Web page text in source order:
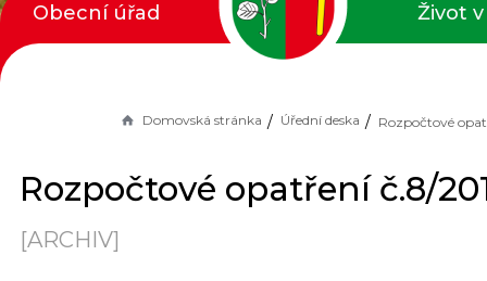
Domovská stránka Úřední deska
Rozpočtové opatření č.8/
[ARCHIV]
Obecní úřad Život